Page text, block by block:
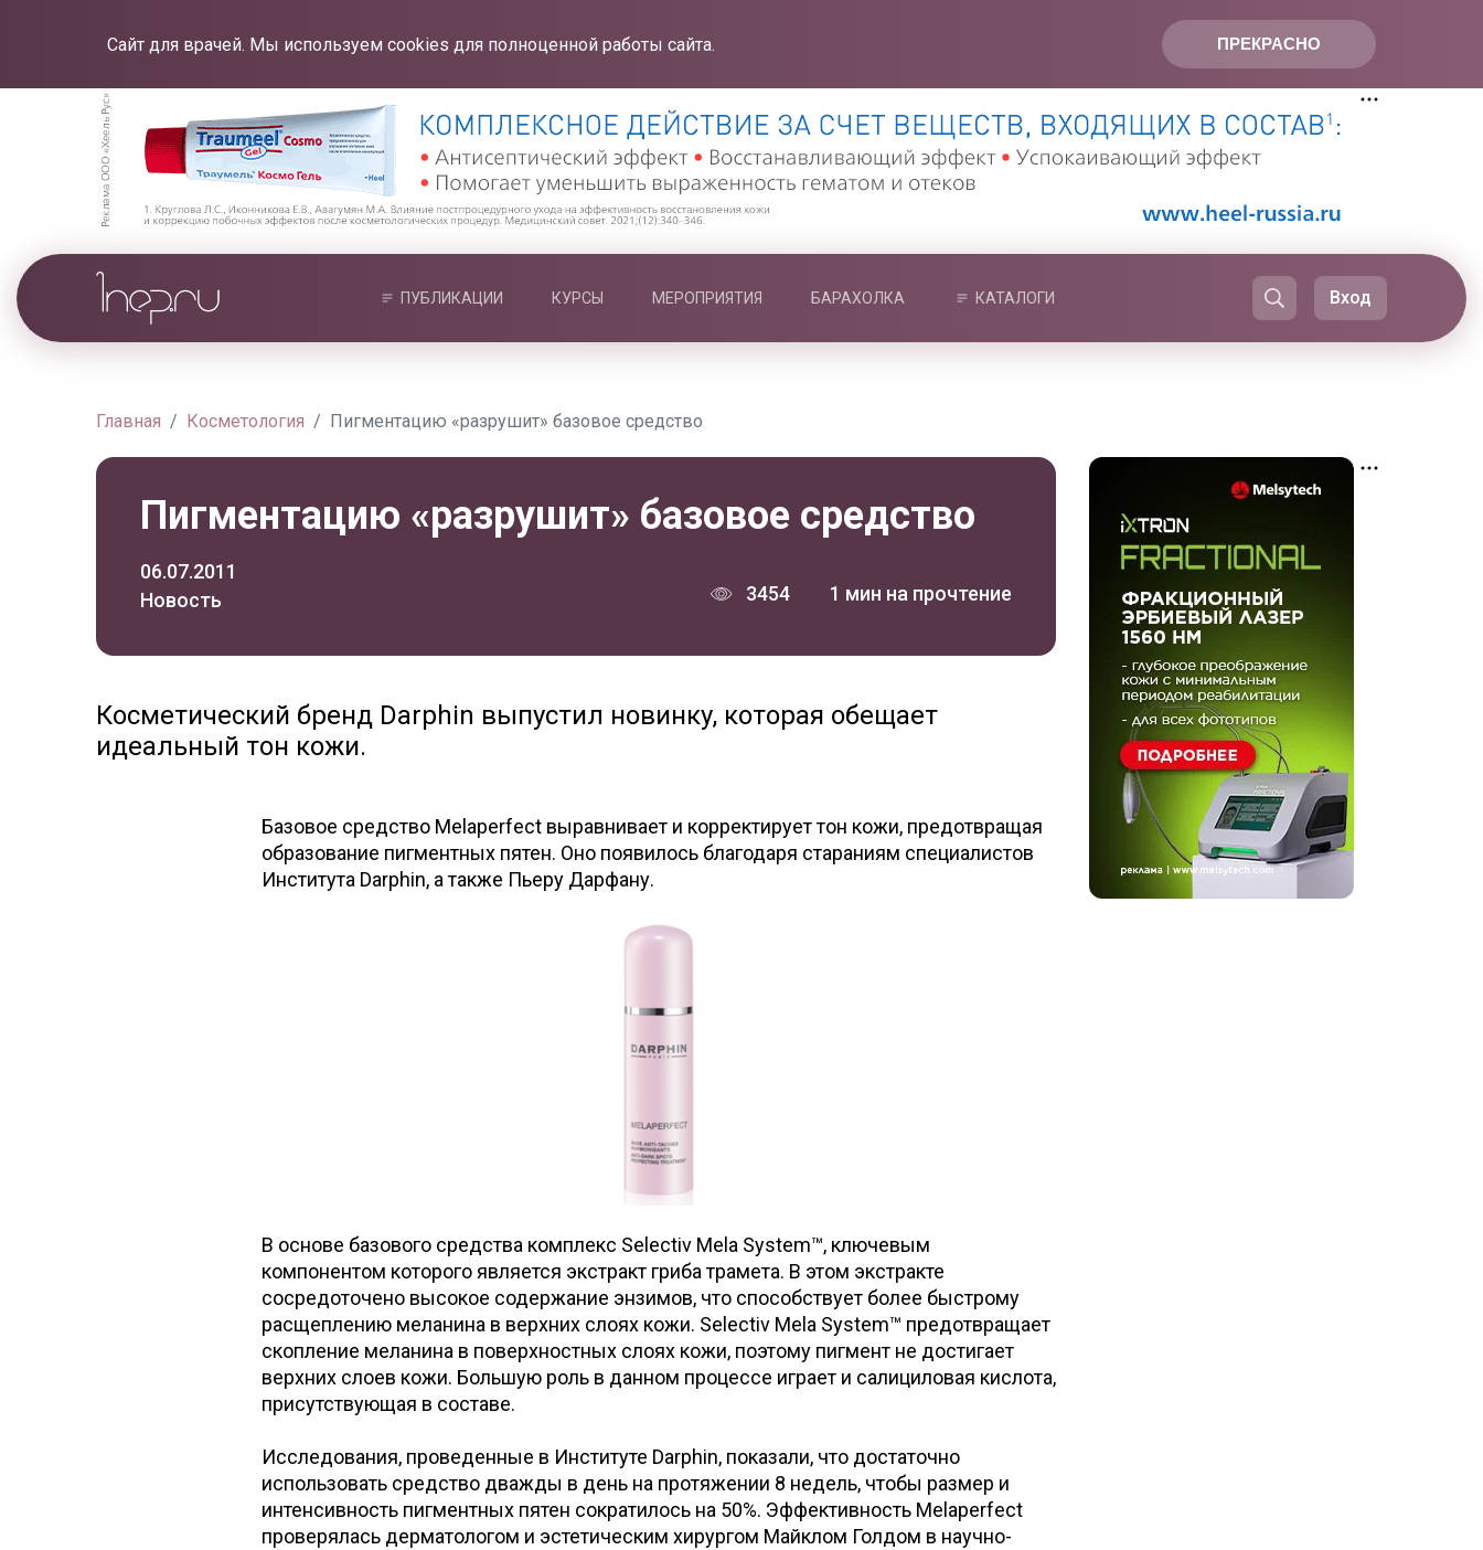
ПРЕКРАСНО
Сайт для врачей. Мы используем cookies для полноценной работы сайта.
ПУБЛИКАЦИИ КУРСЫ МЕРОПРИЯТИЯ БАРАХОЛКА КАТАЛОГИ Вход
Главная Косметология Пигментацию «разрушит» базовое средство
Пигментацию «разрушит» базовое средство
06.07.2011
Новость
3454 1 мин на прочтение
Косметический бренд Darphin выпустил новинку, которая обещает
идеальный тон кожи.
Базовое средство Melaperfect выравнивает и корректирует тон кожи, предотвращая
образование пигментных пятен. Оно появилось благодаря стараниям специалистов
Института Darphin, а также Пьеру Дарфану.
В основе базового средства комплекс Selectiv Mela System™, ключевым
компонентом которого является экстракт гриба трамета. В этом экстракте
сосредоточено высокое содержание энзимов, что способствует более быстрому
расщеплению меланина в верхних слоях кожи. Selectiv Mela System™ предотвращает
скопление меланина в поверхностных слоях кожи, поэтому пигмент не достигает
верхних слоев кожи. Большую роль в данном процессе играет и салициловая кислота,
присутствующая в составе.
Исследования, проведенные в Институте Darphin, показали, что достаточно
использовать средство дважды в день на протяжении 8 недель, чтобы размер и
интенсивность пигментных пятен сократилось на 50%. Эффективность Melaperfect
проверялась дерматологом и эстетическим хирургом Майклом Голдом в научно-